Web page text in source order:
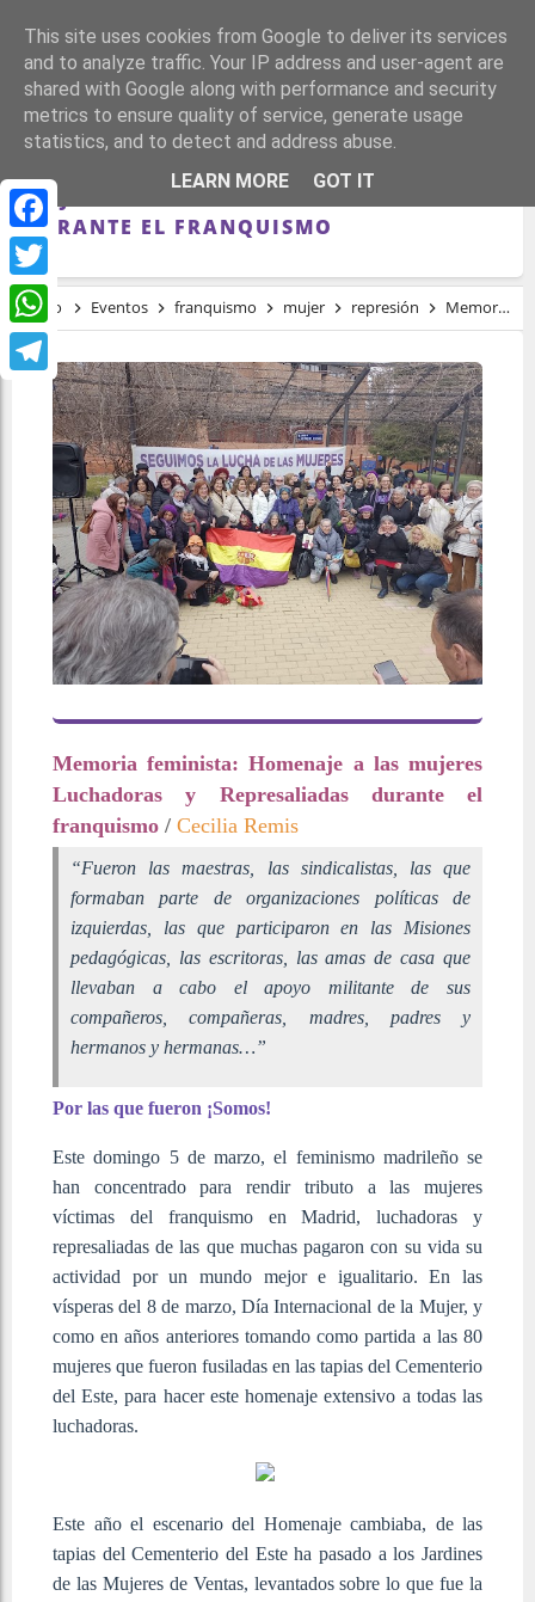
Facebook
Twitter
WhatsApp
Telegram
MEMORIA FEMINISTA: HOMENAJE A LAS
MUJERES LUCHADORAS Y REPRESALIADAS
DURANTE EL FRANQUISMO
Inicio Eventos franquismo mujer represión Memoria feminista: Homenaje a las mujeres Luchadoras y Represaliadas durante el franquismo
Memoria feminista: Homenaje a las mujeres
Luchadoras y Represaliadas durante el
franquismo / Cecilia Remis
“Fueron las maestras, las sindicalistas, las que
formaban parte de organizaciones políticas de
izquierdas, las que participaron en las Misiones
pedagógicas, las escritoras, las amas de casa que
llevaban a cabo el apoyo militante de sus
compañeros, compañeras, madres, padres y
hermanos y hermanas…”
Por las que fueron ¡Somos!
Este domingo 5 de marzo, el feminismo madrileño se
han concentrado para rendir tributo a las mujeres
víctimas del franquismo en Madrid, luchadoras y
represaliadas de las que muchas pagaron con su vida su
actividad por un mundo mejor e igualitario. En las
vísperas del 8 de marzo, Día Internacional de la Mujer, y
como en años anteriores tomando como partida a las 80
mujeres que fueron fusiladas en las tapias del Cementerio
del Este, para hacer este homenaje extensivo a todas las
luchadoras.
Este año el escenario del Homenaje cambiaba, de las
tapias del Cementerio del Este ha pasado a los Jardines
de las Mujeres de Ventas, levantados sobre lo que fue la
This site uses cookies from Google to deliver its services
and to analyze traffic. Your IP address and user-agent are
shared with Google along with performance and security
metrics to ensure quality of service, generate usage
statistics, and to detect and address abuse.
LEARN MORE
GOT IT